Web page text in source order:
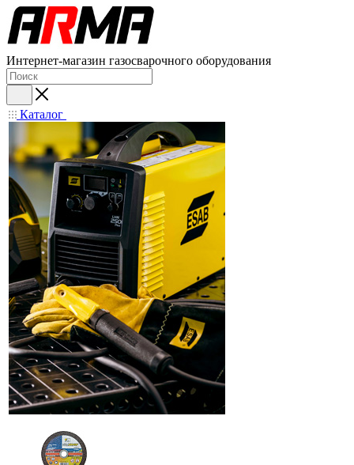
Интернет-магазин газосварочного оборудования
Каталог